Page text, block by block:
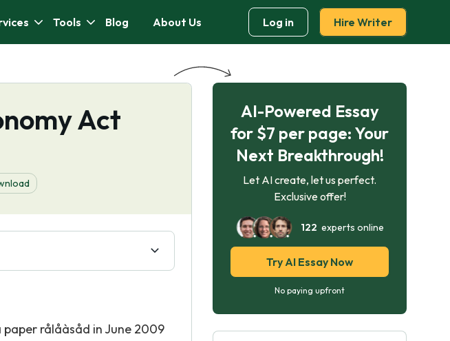
Tools Blog About Us Log in Hire Writer
Act
paper rålåàsåd in June 2009
AI-Powered Essay
for $7 per page: Your
Next Breakthrough!
Let AI create, let us perfect.
Exclusive offer!
122 experts online
Try AI Essay Now
No paying upfront